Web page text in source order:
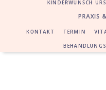
KINDERWUNSCH
PRAXIS
KONTAKT TERMIN